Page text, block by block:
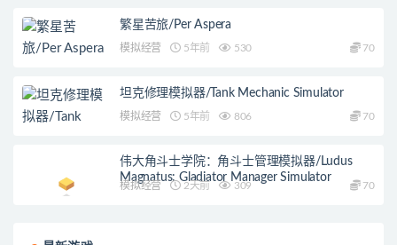
繁星苦旅/Per Aspera
模拟经营 5年前 530 70
坦克修理模拟器/Tank Mechanic Simulator
模拟经营 5年前 806 70
伟大角斗士学院：角斗士管理模拟器/Ludus
Magnatus: Gladiator Manager Simulator
模拟经营 2天前 309 70